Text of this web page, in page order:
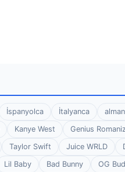
İspanyolca İtalyanca
Kanye West
Genius
Taylor Swift Juice WRLD
Lil Baby Bad Bunny
OG